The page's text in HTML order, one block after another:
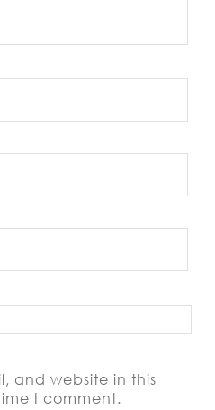
and website in this
I comment.